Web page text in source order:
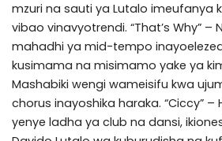
mzuri na sauti ya Lutalo imeufanya
vibao vinavyotrendi. “That’s Why” –
mahadhi ya mid-tempo
kusimama na misimamo yake ya
Mashabiki wengi wameisifu kwa
chorus inayoshika haraka. “Ciccy” –
yenye ladha ya club na dansi,